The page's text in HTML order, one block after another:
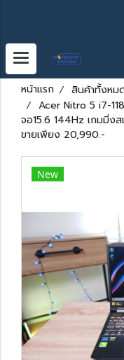
หน้าแรก สินค้าทั้งหม
Acer Nitro 5 i7-
จอ15.6 144Hz เกมมิ่ง
ขายเพียง 20,990.-
New